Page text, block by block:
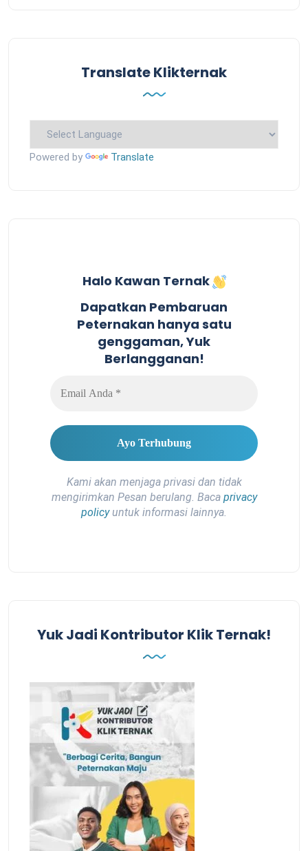
Translate Klikternak
Powered by Translate
Halo Kawan Ternak
Dapatkan Pembaruan
Peternakan hanya satu
genggaman, Yuk
Berlangganan!
Kami akan menjaga privasi dan tidak
mengirimkan Pesan berulang. Baca privacy
policyuntuk informasi lainnya.
Yuk Jadi Kontributor Klik Ternak!